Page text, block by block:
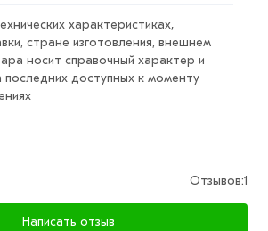
заказ и свяжутся с Вами для
доставки или самовывоза.
сертифицирован,
характеристиках,
стране изготовления, внешнем
носит справочный характер и
последних доступных к моменту
Отзывов:1
Написать отзыв